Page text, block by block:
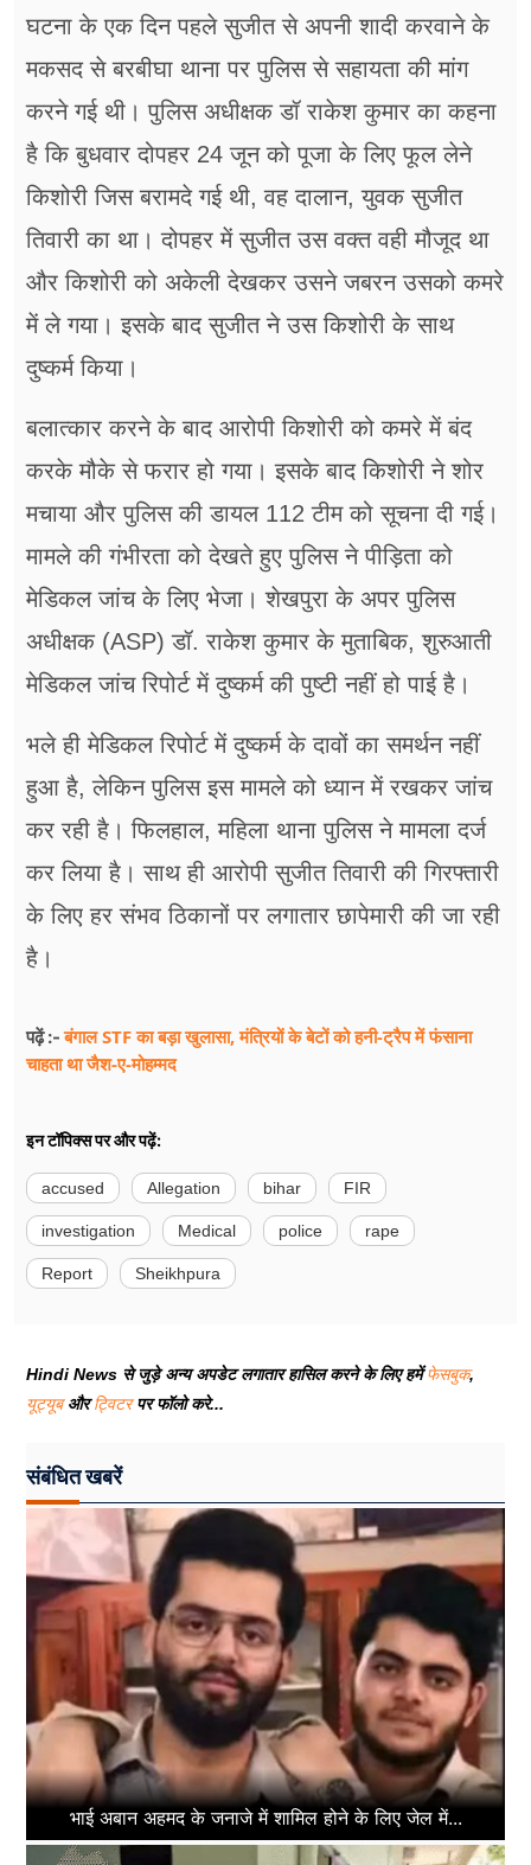
घटना के एक दिन पहले सुजीत से अपनी शादी करवाने के
मकसद से बरबीघा थाना पर पुलिस से सहायता की मांग
करने गई थी। पुलिस अधीक्षक डॉ राकेश कुमार का कहना
है कि बुधवार दोपहर 24 जून को पूजा के लिए फूल लेने
किशोरी जिस बरामदे गई थी, वह दालान, युवक सुजीत
तिवारी का था। दोपहर में सुजीत उस वक्त वही मौजूद था
और किशोरी को अकेली देखकर उसने जबरन उसको कमरे
में ले गया। इसके बाद सुजीत ने उस किशोरी के साथ
दुष्कर्म किया।
बलात्कार करने के बाद आरोपी किशोरी को कमरे में बंद
करके मौके से फरार हो गया। इसके बाद किशोरी ने शोर
मचाया और पुलिस की डायल 112 टीम को सूचना दी गई।
मामले की गंभीरता को देखते हुए पुलिस ने पीड़िता को
मेडिकल जांच के लिए भेजा। शेखपुरा के अपर पुलिस
अधीक्षक (ASP) डॉ. राकेश कुमार के मुताबिक, शुरुआती
मेडिकल जांच रिपोर्ट में दुष्कर्म की पुष्टी नहीं हो पाई है।
भले ही मेडिकल रिपोर्ट में दुष्कर्म के दावों का समर्थन नहीं
हुआ है, लेकिन पुलिस इस मामले को ध्यान में रखकर जांच
कर रही है। फिलहाल, महिला थाना पुलिस ने मामला दर्ज
कर लिया है। साथ ही आरोपी सुजीत तिवारी की गिरफ्तारी
के लिए हर संभव ठिकानों पर लगातार छापेमारी की जा रही
है।
पढ़ें :-बंगाल STF का बड़ा खुलासा, मंत्रियों के बेटों को हनी-ट्रैप में फंसाना
चाहता था जैश-ए-मोहम्मद
इन टॉपिक्स पर और पढ़ें:
accused Allegation bihar FIR
investigation Medical police rape
Report Sheikhpura
Hindi News से जुड़े अन्य अपडेट लगातार हासिल करने के लिए हमेंफेसबुक,
यूट्यूबऔरट्विटरपर फॉलो करे...
संबंधित खबरें
भाई अबान अहमद के जनाजे में शामिल होने के लिए जेल में...